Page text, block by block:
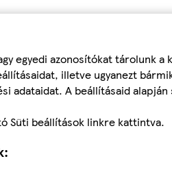
egyedi azonosítókat tárolunk
illetve ugyanezt
A beállításaid
Süti beállítások linkre kattintva.